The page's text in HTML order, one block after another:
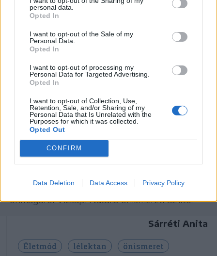
personal data.
Opted In
I want to opt-out of the Sale of my
Personal Data.
Opted In
I want to opt-out of processing my
Personal Data for Targeted Advertising.
Opted In
I want to opt-out of Collection, Use,
Retention, Sale, and/or Sharing of my
Personal Data that Is Unrelated with the
Purposes for which it was collected.
Opted Out
CONFIRM
Data Deletion Data Access Privacy Policy
buddhizmus évezredes tanításait” – vall
életének fordulópontjáról a szakember.
Megszerezte a coach végzettséget is, de igazán
a mentora mellett sajátította el új szakmáját,
tenni az asztalra, szerető anyja lenni a
gyermekeinek, tudatosan élni az életet és
tudatosan vezetni a projekteket, illetve a
cégeket.
,,Másfél év alatt a kemény és karrierista nőből
egy minden szerepben tudatosabb, boldogabb
és teljesebb emberré váltam. Tudatosan és
mentor és az üzleti szerepeket is” – vall
önmagáról Vicsápi Natália önismereti tanító.
Sárréti Anita
Életmód lélektan önismeret